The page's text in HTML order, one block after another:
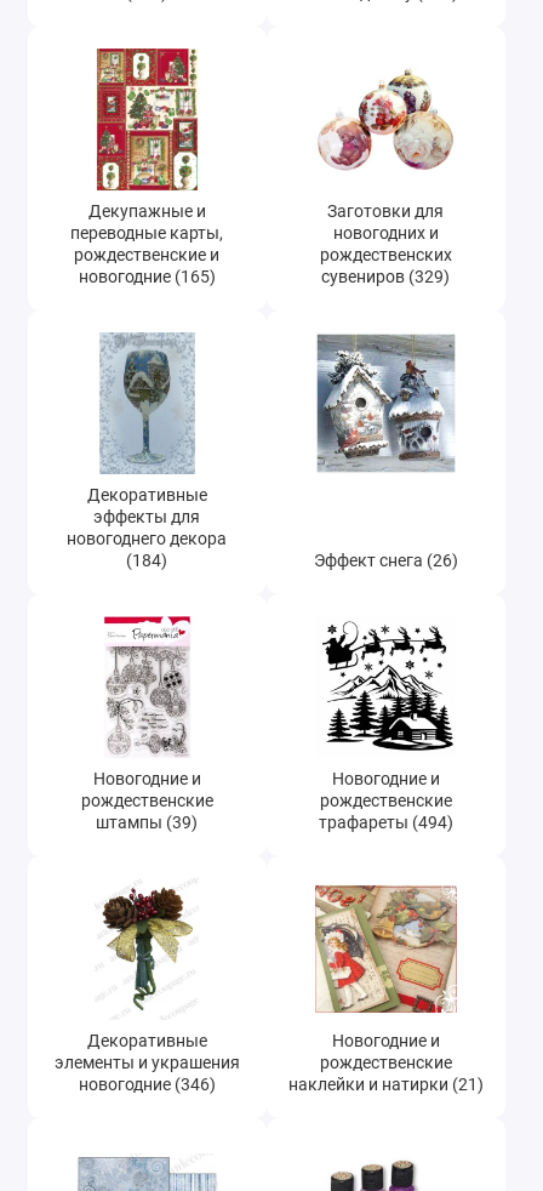
Декоративные элементы и украшения
новогодние (346)
Новогодние и рождественские наклейки и
натирки (21)
Новогодняя бумага для скрапбукинга,
заготовки для открыток (48)
Микроблестки (глиттер), микробисер (47)
Декупажные и
переводные карты,
рождественские и
новогодние (165)
Заготовки для
новогодних и
рождественских
сувениров (329)
Декоративные
эффекты для
новогоднего декора
(184)
Эффект снега (26)
Новогодние и
рождественские
штампы (39)
Новогодние и
рождественские
трафареты (494)
Декоративные
элементы и украшения
новогодние (346)
Новогодние и
рождественские
наклейки и натирки (21)